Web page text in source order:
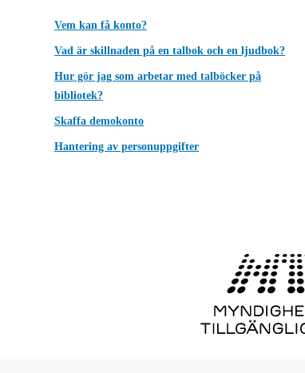
Vem kan få konto?
Vad är skillnaden på en talbok och en ljudbok?
Hur gör jag som arbetar med talböcker på
bibliotek?
Skaffa demokonto
Hantering av personuppgifter